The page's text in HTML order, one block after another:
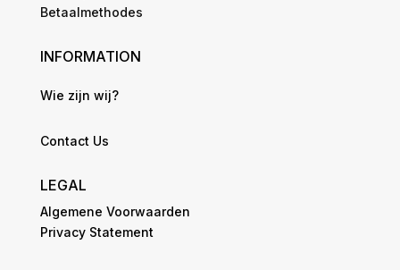
Betaalmethodes
INFORMATION
Wie zijn wij?
Contact Us
LEGAL
Algemene Voorwaarden
Privacy Statement